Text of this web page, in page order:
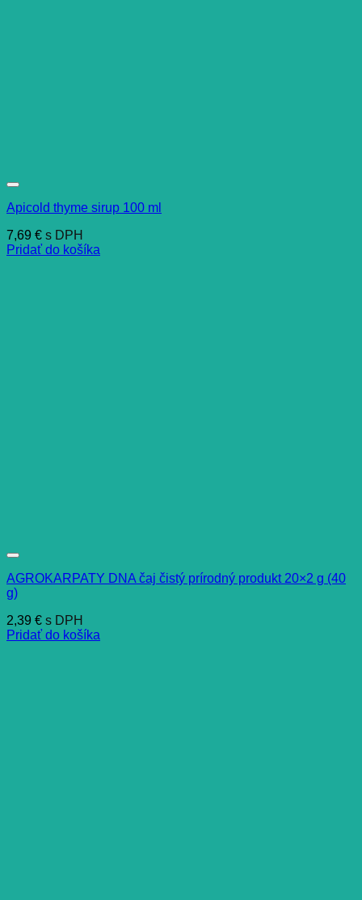
Apicold thyme sirup 100 ml
7,69 € s DPH
Pridať do košíka
AGROKARPATY DNA čaj čistý prírodný produkt 20×2 g (40
g)
2,39 € s DPH
Pridať do košíka